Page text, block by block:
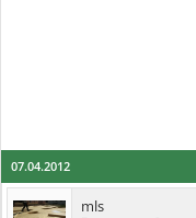
07.04.2012
mls